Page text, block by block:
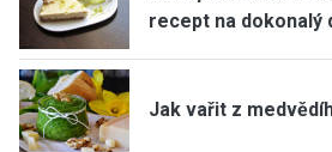
recept na dokonalý
Jak vařit z